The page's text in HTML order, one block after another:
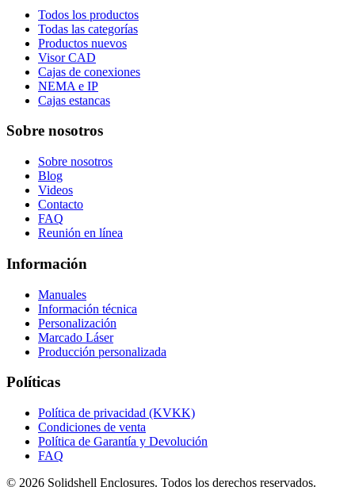
Todos los productos
Todas las categorías
Productos nuevos
Visor CAD
Cajas de conexiones
NEMA e IP
Cajas estancas
Sobre nosotros
Sobre nosotros
Blog
Videos
Contacto
FAQ
Reunión en línea
Información
Manuales
Información técnica
Personalización
Marcado Láser
Producción personalizada
Políticas
Política de privacidad (KVKK)
Condiciones de venta
Política de Garantía y Devolución
FAQ
© 2026 Solidshell Enclosures. Todos los derechos reservados.